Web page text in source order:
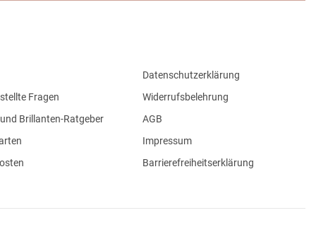
Fragen
Brillanten-Ratgeber
Datenschutzerklärung
Widerrufsbelehrung
AGB
Impressum
Barrierefreiheitserklärung